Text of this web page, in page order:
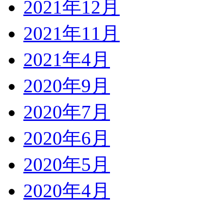
2021年12月
2021年11月
2021年4月
2020年9月
2020年7月
2020年6月
2020年5月
2020年4月